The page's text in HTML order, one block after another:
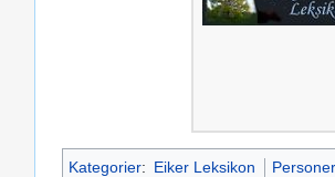
Kategorier: Eiker Leksikon